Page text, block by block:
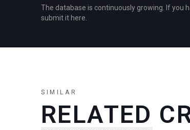
The database is continuously growing. If you
submit it here.
SIMILAR
RELATED